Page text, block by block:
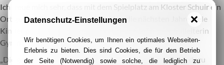
Ich freue mich sehr, dass mit dem Spielplatz am Kloster Schuir ein
Ort geschaffen wurde, von dem über die nächsten Jahre viele
Kinder profitieren können.“ so Felicitas Schönau, Schulleiterin
Gymnasium Essen Werden.
„Die gesamte Schülerschaft ist stolz, dass wir als Schule dazu
Datenschutz-Einstellungen
Wir benötigen Cookies, um Ihnen ein optimales Webseiten-
Erlebnis zu bieten. Dies sind Cookies, die für den Betrieb
der Seite (Notwendig) sowie solche, die lediglich zu